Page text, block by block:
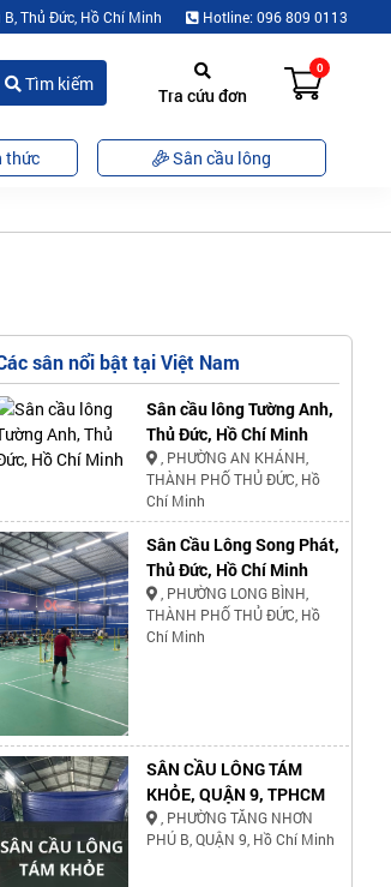
Thủ Đức, Hồ Chí Minh Hotline: 096 809 0113
Tìm kiếm
Tra cứu đơn
0
thức Sân cầu lông
sân nổi bật tại Việt Nam
Sân cầu lông Tường Anh,
Thủ Đức, Hồ Chí Minh
, PHƯỜNG AN KHÁNH,
THÀNH PHỐ THỦ ĐỨC, Hồ
Chí Minh
Sân Cầu Lông Song Phát,
Thủ Đức, Hồ Chí Minh
, PHƯỜNG LONG BÌNH,
THÀNH PHỐ THỦ ĐỨC, Hồ
Chí Minh
SÂN CẦU LÔNG TÁM
KHỎE, QUẬN 9, TPHCM
, PHƯỜNG TĂNG NHƠN
PHÚ B, QUẬN 9, Hồ Chí Minh